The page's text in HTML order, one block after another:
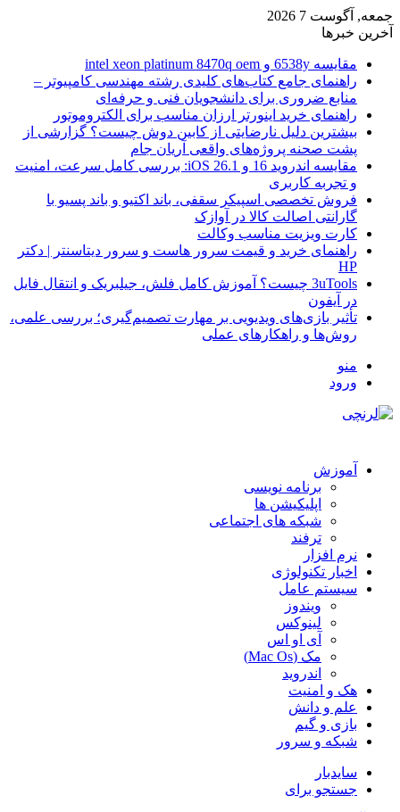
جمعه, آگوست 7 2026
آخرین خبرها
مقایسه 6538y و intel xeon platinum 8470q oem
راهنمای جامع کتاب‌های کلیدی رشته مهندسی کامپیوتر –
منابع ضروری برای دانشجویان فنی و حرفه‌ای
راهنمای خرید اینورتر ارزان مناسب برای الکتروموتور
بیشترین دلیل نارضایتی از کابین دوش چیست؟ گزارشی از
پشت صحنه پروژه‌های واقعی آریان جام
مقایسه اندروید 16 و iOS 26.1: بررسی کامل سرعت، امنیت
و تجربه کاربری
فروش تخصصی اسپیکر سقفی، باند اکتیو و باند پسیو با
گارانتی اصالت کالا در آوازک
کارت ویزیت مناسب وکالت
راهنمای خرید و قیمت سرور هاست و سرور دیتاسنتر | دکتر
HP
3uTools چیست؟ آموزش کامل فلش، جیلبریک و انتقال فایل
در آیفون
تأثیر بازی‌های ویدیویی بر مهارت تصمیم‌گیری؛ بررسی علمی،
روش‌ها و راهکارهای عملی
منو
ورود
آموزش
برنامه نویسی
اپلیکیشن ها
شبکه های اجتماعی
ترفند
نرم افزار
اخبار تکنولوژی
سیستم عامل
ویندوز
لینوکس
آی او اس
مک (Mac Os)
اندروید
هک و امنیت
علم و دانش
بازی و گیم
شبکه و سرور
سایدبار
جستجو برای